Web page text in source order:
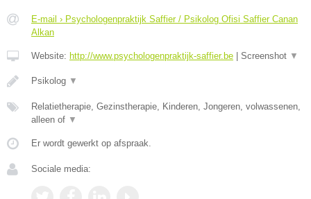
E-mail › Psychologenpraktijk Saffier / Psikolog Ofisi Saffier Canan
Alkan
Website: http://www.psychologenpraktijk-saffier.be | Screenshot ▼
Psikolog ▼
Relatietherapie, Gezinstherapie, Kinderen, Jongeren, volwassenen,
alleen of ▼
Er wordt gewerkt op afspraak.
Sociale media: